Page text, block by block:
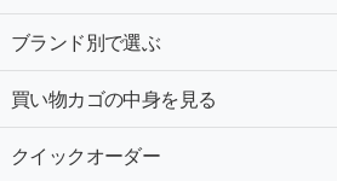
ブランド別で選ぶ
買い物カゴの中身を見る
クイックオーダー